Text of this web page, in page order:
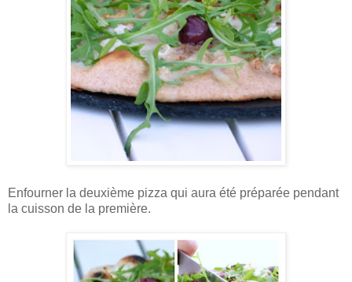
Enfourner la deuxième pizza qui aura été préparée pendant
la cuisson de la première.